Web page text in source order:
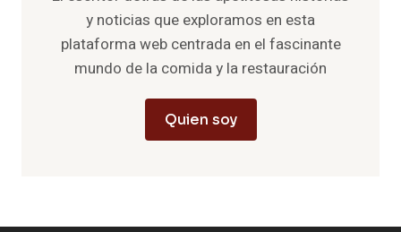
y noticias que exploramos en esta
plataforma web centrada en el fascinante
mundo de la comida y la restauración
Quien soy